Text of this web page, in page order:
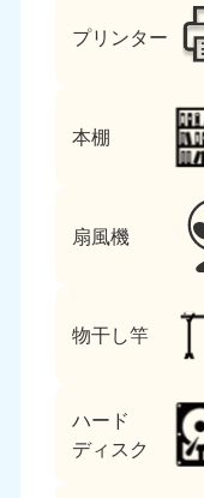
プリンター
本棚
扇風機
物干し竿
ハード
ディスク